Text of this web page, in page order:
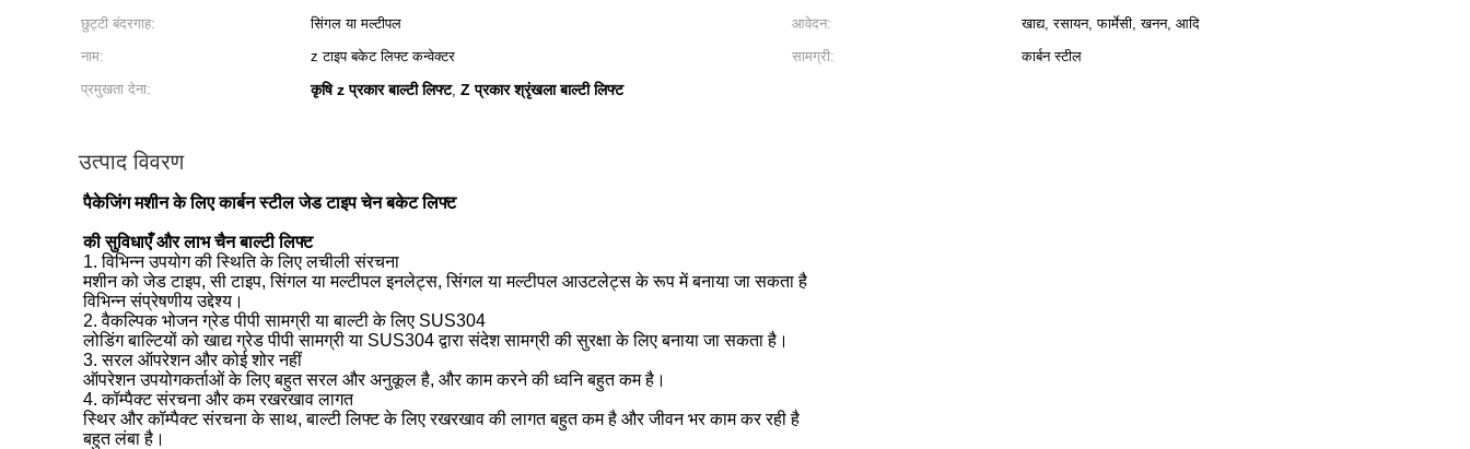
छुट्टी बंदरगाह:
सिंगल या मल्टीपल आवेदन:
खाद्य, रसायन, फार्मेसी, खनन, आदि
नाम:
z टाइप बकेट लिफ्ट कन्वेक्टर सामग्री:
कार्बन स्टील
प्रमुखता देना:
कृषि z प्रकार बाल्टी लिफ्ट, Z प्रकार श्रृंखला बाल्टी लिफ्ट
उत्पाद विवरण
पैकेजिंग मशीन के लिए कार्बन स्टील जेड टाइप चेन बकेट लिफ्ट
की सुविधाएँ और लाभचैन बाल्टी लिफ्ट
1. विभिन्न उपयोग की स्थिति के लिए लचीली संरचना
मशीन को जेड टाइप, सी टाइप, सिंगल या मल्टीपल इनलेट्स, सिंगल या मल्टीपल आउटलेट्स के रूप में बनाया जा सकता है
विभिन्न संप्रेषणीय उद्देश्य।
2. वैकल्पिक भोजन ग्रेड पीपी सामग्री या बाल्टी के लिए SUS304
लोडिंग बाल्टियों को खाद्य ग्रेड पीपी सामग्री या SUS304 द्वारा संदेश सामग्री की सुरक्षा के लिए बनाया जा सकता है।
3. सरल ऑपरेशन और कोई शोर नहीं
ऑपरेशन उपयोगकर्ताओं के लिए बहुत सरल और अनुकूल है, और काम करने की ध्वनि बहुत कम है।
4. कॉम्पैक्ट संरचना और कम रखरखाव लागत
स्थिर और कॉम्पैक्ट संरचना के साथ, बाल्टी लिफ्ट के लिए रखरखाव की लागत बहुत कम है और जीवन भर काम कर रही है
बहुत लंबा है।